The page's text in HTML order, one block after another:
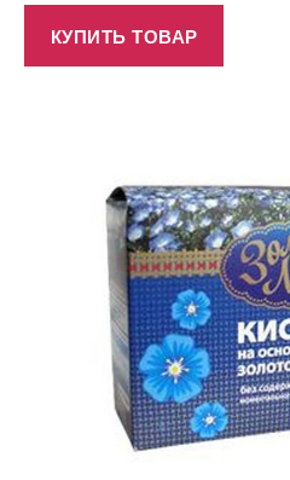
КУПИТЬ ТОВАР